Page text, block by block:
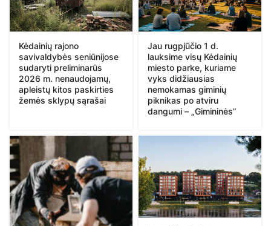
Kėdainių rajono
savivaldybės seniūnijose
sudaryti preliminarūs
2026 m. nenaudojamų,
apleistų kitos paskirties
žemės sklypų sąrašai
Jau rugpjūčio 1 d.
lauksime visų Kėdainių
miesto parke, kuriame
vyks didžiausias
nemokamas giminių
piknikas po atviru
dangumi – „Gimininės”